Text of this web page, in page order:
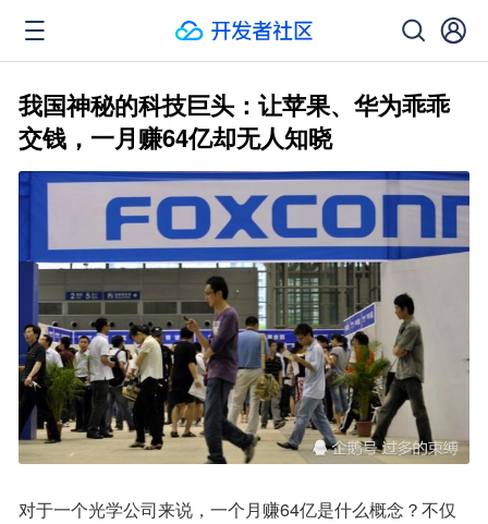
我国神秘的科技巨头：让苹果、华为乖乖
交钱，一月赚64亿却无人知晓
对于一个光学公司来说，一个月赚64亿是什么概念？不仅